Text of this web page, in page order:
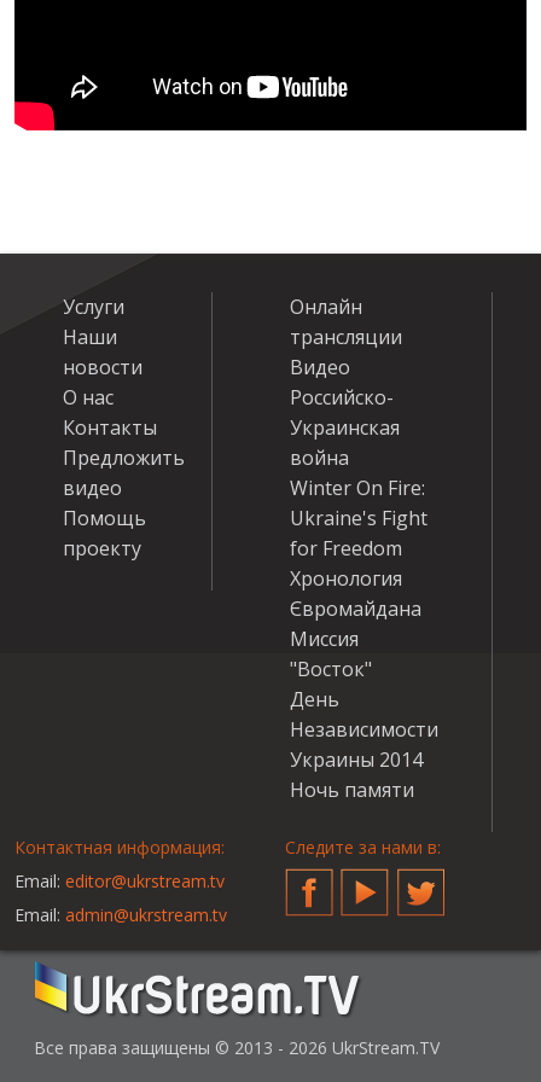
Услуги
Наши
новости
О нас
Контакты
Предложить
видео
Помощь
проекту
Онлайн
трансляции
Видео
Российско-
Украинская
война
Winter On Fire:
Ukraine's Fight
for Freedom
Хронология
Євромайдана
Миссия
"Восток"
День
Независимости
Украины 2014
Ночь памяти
Контактная информация:
Email: editor@ukrstream.tv
Email: admin@ukrstream.tv
Следите за нами в:
FacebookYouTubeTwitter
Все права защищены © 2013 - 2026 UkrStream.TV